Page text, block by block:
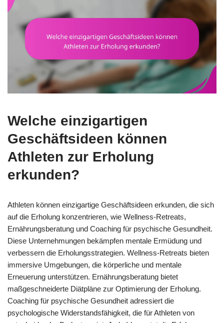
Welche einzigartigen
Geschäftsideen können
Athleten zur Erholung
erkunden?
Athleten können einzigartige Geschäftsideen erkunden, die sich
auf die Erholung konzentrieren, wie Wellness-Retreats,
Ernährungsberatung und Coaching für psychische Gesundheit.
Diese Unternehmungen bekämpfen mentale Ermüdung und
verbessern die Erholungsstrategien. Wellness-Retreats bieten
immersive Umgebungen, die körperliche und mentale
Erneuerung unterstützen. Ernährungsberatung bietet
maßgeschneiderte Diätpläne zur Optimierung der Erholung.
Coaching für psychische Gesundheit adressiert die
psychologische Widerstandsfähigkeit, die für Athleten von